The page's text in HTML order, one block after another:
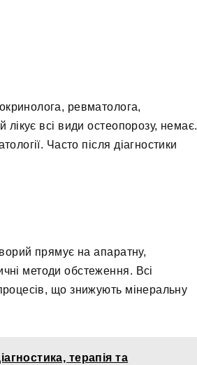
ревматолога,
всі види остеопорозу, немає.
Часто після діагностики
прямує на апаратну,
методи обстеження. Всі
що знижують мінеральну
терапія та